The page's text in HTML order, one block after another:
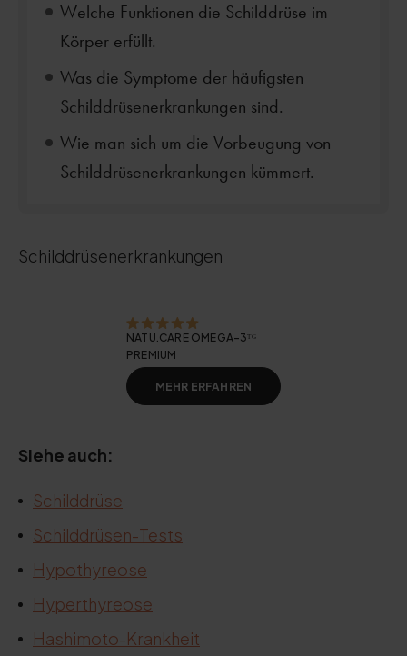
Welche Funktionen die Schilddrüse im
Körper erfüllt.
Was die Symptome der häufigsten
Schilddrüsenerkrankungen sind.
Wie man sich um die Vorbeugung von
Schilddrüsenerkrankungen kümmert.
Schilddrüsenerkrankungen
NATU.CARE OMEGA-3ᵀᴳ
PREMIUM
MEHR ERFAHREN
Siehe auch:
Schilddrüse
Schilddrüsen-Tests
Hypothyreose
Hyperthyreose
Hashimoto-Krankheit